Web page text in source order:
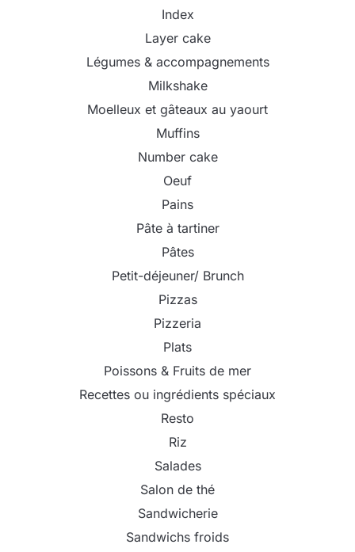
Index
Layer cake
Légumes & accompagnements
Milkshake
Moelleux et gâteaux au yaourt
Muffins
Number cake
Oeuf
Pains
Pâte à tartiner
Pâtes
Petit-déjeuner/ Brunch
Pizzas
Pizzeria
Plats
Poissons & Fruits de mer
Recettes ou ingrédients spéciaux
Resto
Riz
Salades
Salon de thé
Sandwicherie
Sandwichs froids